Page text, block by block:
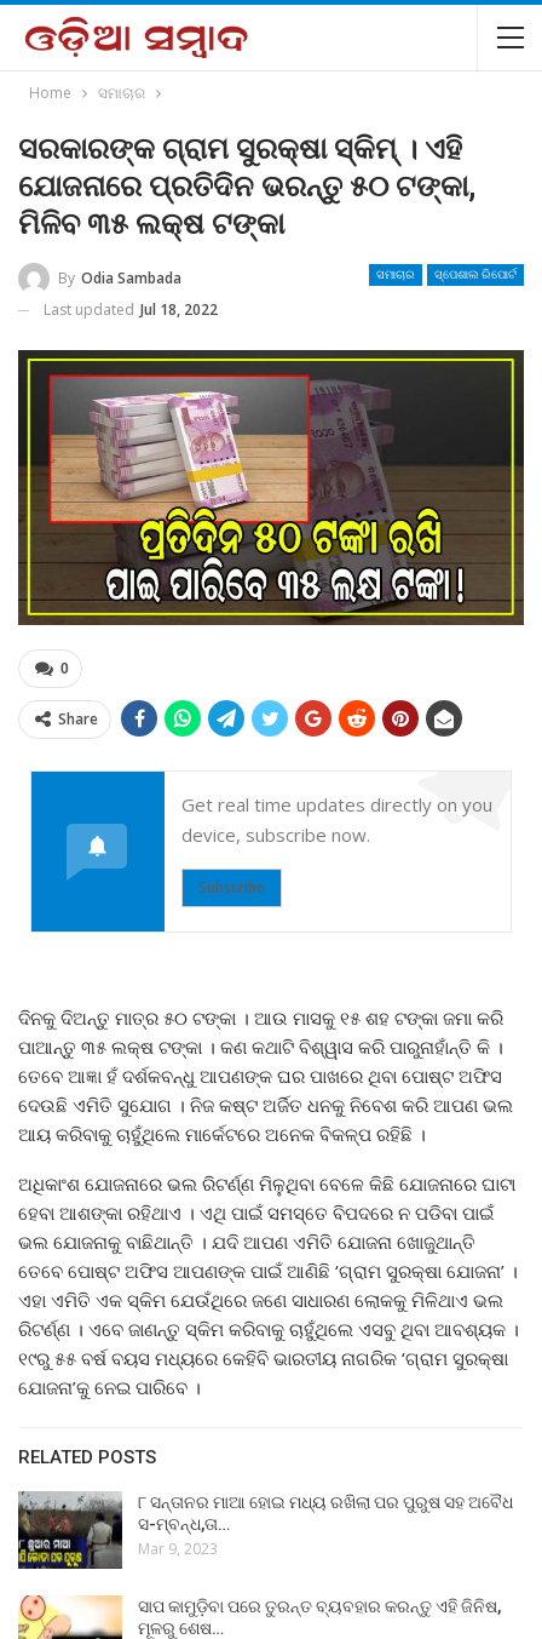
Home ସମାଚାର
ସରକାରଙ୍କ ଗ୍ରାମ ସୁରକ୍ଷା ସ୍କିମ୍‌ । ଏହି
ଯୋଜନାରେ ପ୍ରତିଦିନ ଭରନ୍ତୁ ୫୦ ଟଙ୍କା,
ମିଳିବ ୩୫ ଲକ୍ଷ ଟଙ୍କା
ସମାଚାର ସ୍ପେଶାଲ ରିପୋର୍ଟ
By Odia Sambada
Last updated Jul 18, 2022
0
Share
Get real time updates directly on you
device, subscribe now.
Subscribe
ଦିନକୁ ଦିଅନ୍ତୁ ମାତ୍ର ୫୦ ଟଙ୍କା । ଆଉ ମାସକୁ ୧୫ ଶହ ଟଙ୍କା ଜମା କରି
ପାଆନ୍ତୁ ୩୫ ଲକ୍ଷ ଟଙ୍କା । କଣ କଥାଟି ବିଶ୍ୱାସ କରି ପାରୁନାହାଁନ୍ତି କି ।
ତେବେ ଆଜ୍ଞା ହଁ ଦର୍ଶକବନ୍ଧୁ ଆପଣଙ୍କ ଘର ପାଖରେ ଥିବା ପୋଷ୍ଟ ଅଫିସ
ଦେଉଛି ଏମିତି ସୁଯୋଗ । ନିଜ କଷ୍ଟ ଅର୍ଜିତ ଧନକୁ ନିବେଶ କରି ଆପଣ ଭଲ
ଆୟ କରିବାକୁ ଚାହୁଁଥିଲେ ମାର୍କେଟରେ ଅନେକ ବିକଳ୍ପ ରହିଛି ।
ଅଧିକାଂଶ ଯୋଜନାରେ ଭଲ ରିଟର୍ଣ୍ଣ ମିଳୁଥିବା ବେଳେ କିଛି ଯୋଜନାରେ ଘାଟା
ହେବା ଆଶଙ୍କା ରହିଥାଏ । ଏଥି ପାଇଁ ସମସ୍ତେ ବିପଦରେ ନ ପଡିବା ପାଇଁ
ଭଲ ଯୋଜନାକୁ ବାଛିଥାନ୍ତି । ଯଦି ଆପଣ ଏମିତି ଯୋଜନା ଖୋଜୁଥାନ୍ତି
ତେବେ ପୋଷ୍ଟ ଅଫିସ ଆପଣଙ୍କ ପାଇଁ ଆଣିଛି ‘ଗ୍ରାମ ସୁରକ୍ଷା ଯୋଜନା’ ।
ଏହା ଏମିତି ଏକ ସ୍କିମ ଯେଉଁଥିରେ ଜଣେ ସାଧାରଣ ଲୋକକୁ ମିଳିଥାଏ ଭଲ
ରିଟର୍ଣ୍ଣ । ଏବେ ଜାଣନ୍ତୁ ସ୍କିମ କରିବାକୁ ଚାହୁଁଥିଲେ ଏସବୁ ଥିବା ଆବଶ୍ୟକ ।
୧୯ରୁ ୫୫ ବର୍ଷ ବୟସ ମଧ୍ୟରେ କେହିବି ଭାରତୀୟ ନାଗରିକ ‘ଗ୍ରାମ ସୁରକ୍ଷା
ଯୋଜନା’କୁ ନେଇ ପାରିବେ ।
RELATED POSTS
୮ ସନ୍ତାନର ମାଆ ହୋଇ ମଧ୍ୟ ରଖିଲା ପର ପୁରୁଷ ସହ ଅବୈଧ
ସ-ମ୍ବନ୍ଧ,ତା…
Mar 9, 2023
ସାପ କାମୁଡ଼ିବା ପରେ ତୁରନ୍ତ ବ୍ୟବହାର କରନ୍ତୁ ଏହି ଜିନିଷ,
ମୂଳରୁ ଶେଷ…